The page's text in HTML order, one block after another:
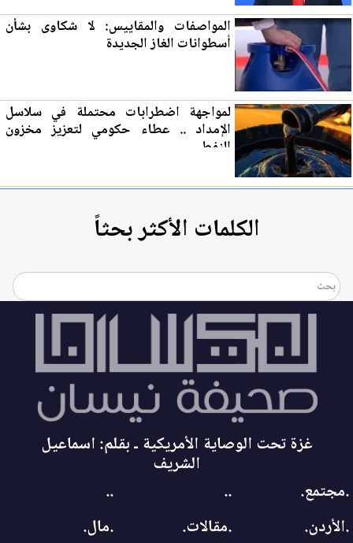
المواصفات والمقاييس: لا شكاوى بشأن
أسطوانات الغازالجديدة
لمواجهة اضطرابات محتملة في سلاسل
الإمداد .. عطاء حكومي لتعزيز مخزون
النفط
الكلمات الأكثر بحثاً
غزة تحت الوصاية الأمريكية ـ بقلم: اسماعيل
الشريف
.مجتمع.
..
..
.الأردن.
.مقالات. .مال.